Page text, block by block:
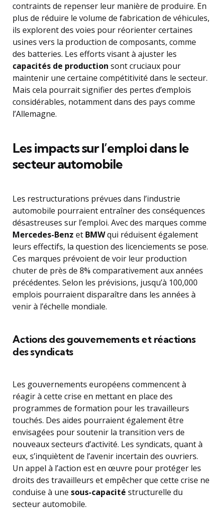
contraints de repenser leur manière de produire. En
plus de réduire le volume de fabrication de véhicules,
ils explorent des voies pour réorienter certaines
usines vers la production de composants, comme
des batteries. Les efforts visant à ajuster les
capacités de production sont cruciaux pour
maintenir une certaine compétitivité dans le secteur.
Mais cela pourrait signifier des pertes d’emplois
considérables, notamment dans des pays comme
l’Allemagne.
Les impacts sur l’emploi dans le
secteur automobile
Les restructurations prévues dans l’industrie
automobile pourraient entraîner des conséquences
désastreuses sur l’emploi. Avec des marques comme
Mercedes-Benz et BMWqui réduisent également
leurs effectifs, la question des licenciements se pose.
Ces marques prévoient de voir leur production
chuter de près de 8% comparativement aux années
précédentes. Selon les prévisions, jusqu’à 100,000
emplois pourraient disparaître dans les années à
venir à l’échelle mondiale.
Actions des gouvernements et réactions
des syndicats
Les gouvernements européens commencent à
réagir à cette crise en mettant en place des
programmes de formation pour les travailleurs
touchés. Des aides pourraient également être
envisagées pour soutenir la transition vers de
nouveaux secteurs d’activité. Les syndicats, quant à
eux, s’inquiètent de l’avenir incertain des ouvriers.
Un appel à l’action est en œuvre pour protéger les
droits des travailleurs et empêcher que cette crise ne
conduise à une sous-capacité structurelle du
secteur automobile.